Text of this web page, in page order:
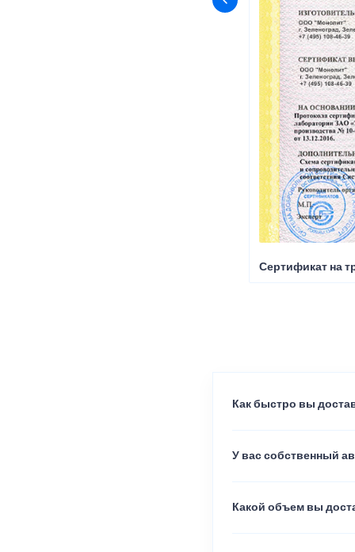
Сертификат на
Как быстро вы
У вас собственный
Какой объем вы